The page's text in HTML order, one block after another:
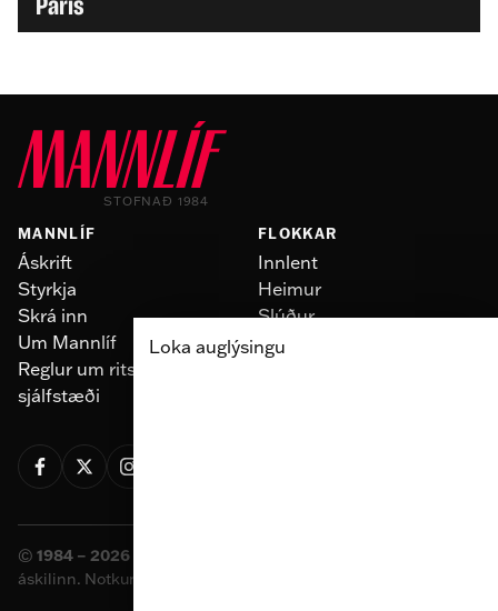
París
STOFNAÐ 1984
MANNLÍF
Áskrift
Styrkja
Skrá inn
Um Mannlíf
Reglur um ritstjórnarlegt
sjálfstæði
FLOKKAR
Innlent
Heimur
Slúður
Skoðun
© 1984 – 2026 Sameinaða útgáfufélagið ehf.
áskilinn. Notkun á efni miðilsins er óheimil án samþykkis.
Loka auglýsingu